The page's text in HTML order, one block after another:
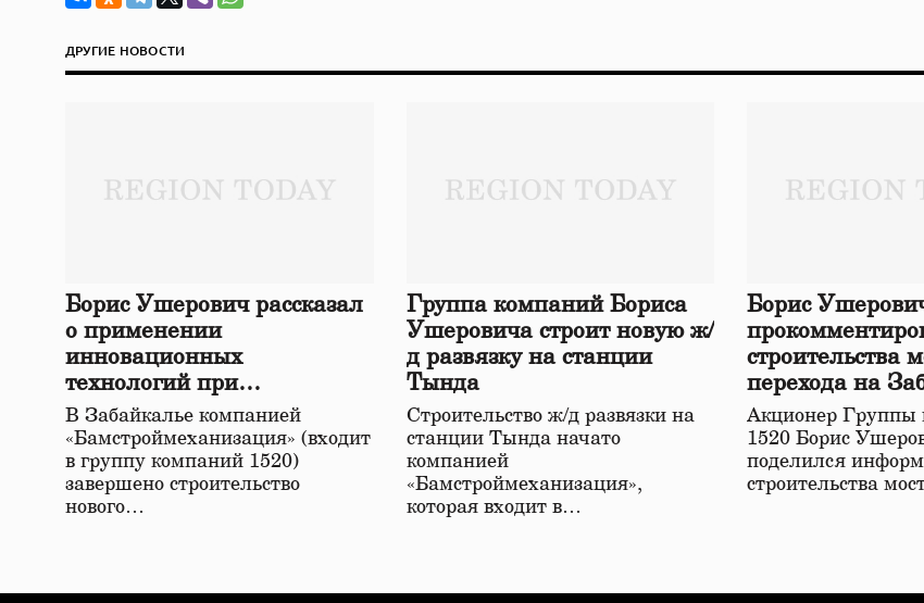
ДРУГИЕ НОВОСТИ
Борис Ушерович рассказал
о применении
инновационных
технологий при
строительстве нового моста
в Забайкалье
В Забайкалье компанией
«Бамстроймеханизация» (входит
в группу компаний 1520)
завершено строительство
нового…
Группа компаний Бориса
Ушеровича строит новую ж/
д развязку на станции
Тында
Строительство ж/д развязки на
станции Тында начато
компанией
«Бамстроймеханизация»,
которая входит в…
Борис
строительства
перехода на
железной
Акционер Группы
1520 Борис
поделился
строительства